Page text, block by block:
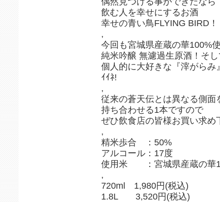
飲む人を幸せにするお酒
幸せの青い鳥FLYING BIRD！
,
今回も宮城県産蔵の華100%
純米吟醸 無濾過生原酒！そ
個人的に大好きな『滓がらみ
ｲｲﾈ!
,
従来の蒼天伝とは異なる側面
持ち合わせる1本ですので
ぜひ飲食店の皆様お買い求め
,
精米歩合 ：50%
アルコール：17度
使用米 ：宮城県産蔵の華
,
720ml 1,980円(税込)
1.8L 3,520円(税込)